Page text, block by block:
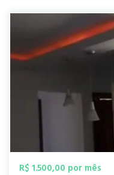
R$ 1.500,00 por mês